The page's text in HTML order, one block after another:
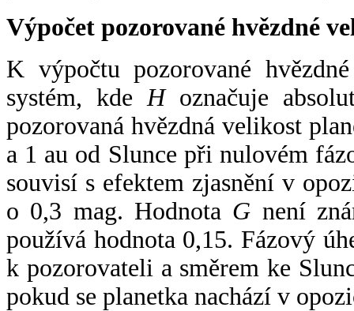
Výpočet pozorované hvězdné
K výpočtu pozorované
systém, kde Hoznačuje
pozorovaná hvězdná velikost
a 1 au od Slunce při nulovém
souvisí s efektem zjasnění v
o 0,3 mag. Hodnota G není
používá hodnota 0,15. Fázový
k pozorovateli a směrem ke
pokud se planetka nachází v